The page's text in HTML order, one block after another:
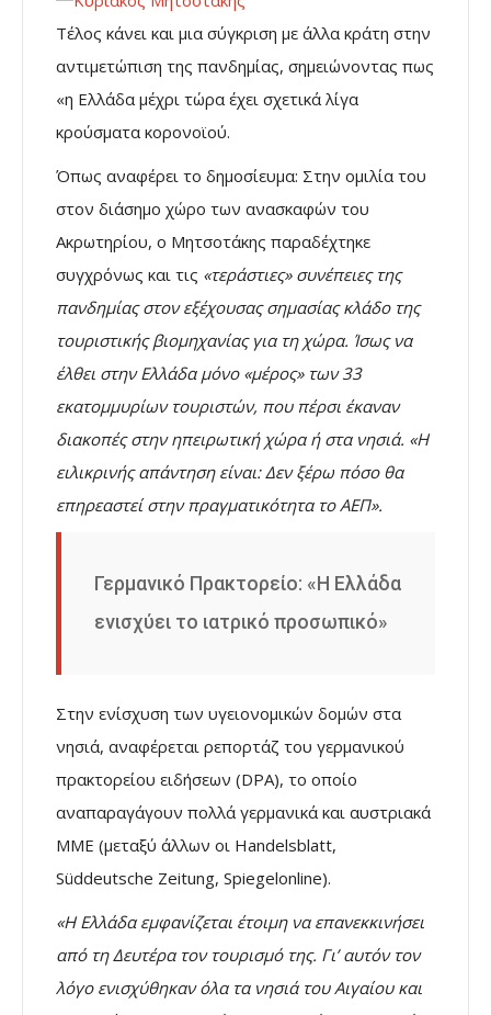
Τέλος κάνει και μια σύγκριση με άλλα κράτη στην
αντιμετώπιση της πανδημίας, σημειώνοντας πως
«η Ελλάδα μέχρι τώρα έχει σχετικά λίγα
κρούσματα κορονοϊού.
Όπως αναφέρει το δημοσίευμα: Στην ομιλία του
στον διάσημο χώρο των ανασκαφών του
Ακρωτηρίου, ο Μητσοτάκης παραδέχτηκε
συγχρόνως και τις «τεράστιες» συνέπειες της
πανδημίας στον εξέχουσας σημασίας κλάδο της
τουριστικής βιομηχανίας για τη χώρα. Ίσως να
έλθει στην Ελλάδα μόνο «μέρος» των 33
εκατομμυρίων τουριστών, που πέρσι έκαναν
διακοπές στην ηπειρωτική χώρα ή στα νησιά. «Η
ειλικρινής απάντηση είναι: Δεν ξέρω πόσο θα
επηρεαστεί στην πραγματικότητα το ΑΕΠ».
Γερμανικό Πρακτορείο: «Η Ελλάδα
ενισχύει το ιατρικό προσωπικό»
Στην ενίσχυση των υγειονομικών δομών στα
νησιά, αναφέρεται ρεπορτάζ του γερμανικού
πρακτορείου ειδήσεων (DPA), το οποίο
αναπαραγάγουν πολλά γερμανικά και αυστριακά
ΜΜΕ (μεταξύ άλλων οι Handelsblatt,
Süddeutsche Zeitung, Spiegelonline).
«Η Ελλάδα εμφανίζεται έτοιμη να επανεκκινήσει
από τη Δευτέρα τον τουρισμό της. Γι’ αυτόν τον
λόγο ενισχύθηκαν όλα τα νησιά του Αιγαίου και